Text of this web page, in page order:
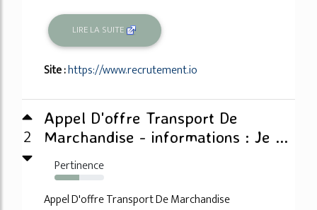
LIRE LA SUITE
Site :https://www.recrutement.io
2
Appel D'offre Transport De
Marchandise - informations : Je ...
Pertinence
50%
Appel D'offre Transport De Marchandise